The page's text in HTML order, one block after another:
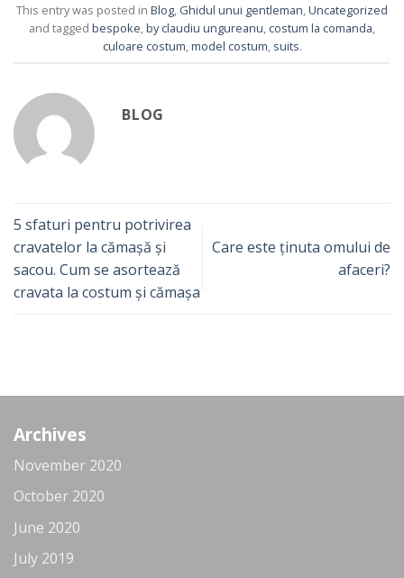
This entry was posted in Blog, Ghidul unui gentleman,Uncategorized
and tagged bespoke,by claudiu ungureanu, costum la comanda,
culoare costum,model costum, suits.
BLOG
5 sfaturi pentru potrivirea
cravatelor la cămașă și
sacou. Cum se asortează
cravata la costum și cămașa
Care este ținuta omului de
afaceri?
Archives
November 2020
October 2020
June 2020
July 2019